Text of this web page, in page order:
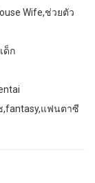
Wife,ช่วยตัว
ด็ก
,fantasy,แฟนตาซี